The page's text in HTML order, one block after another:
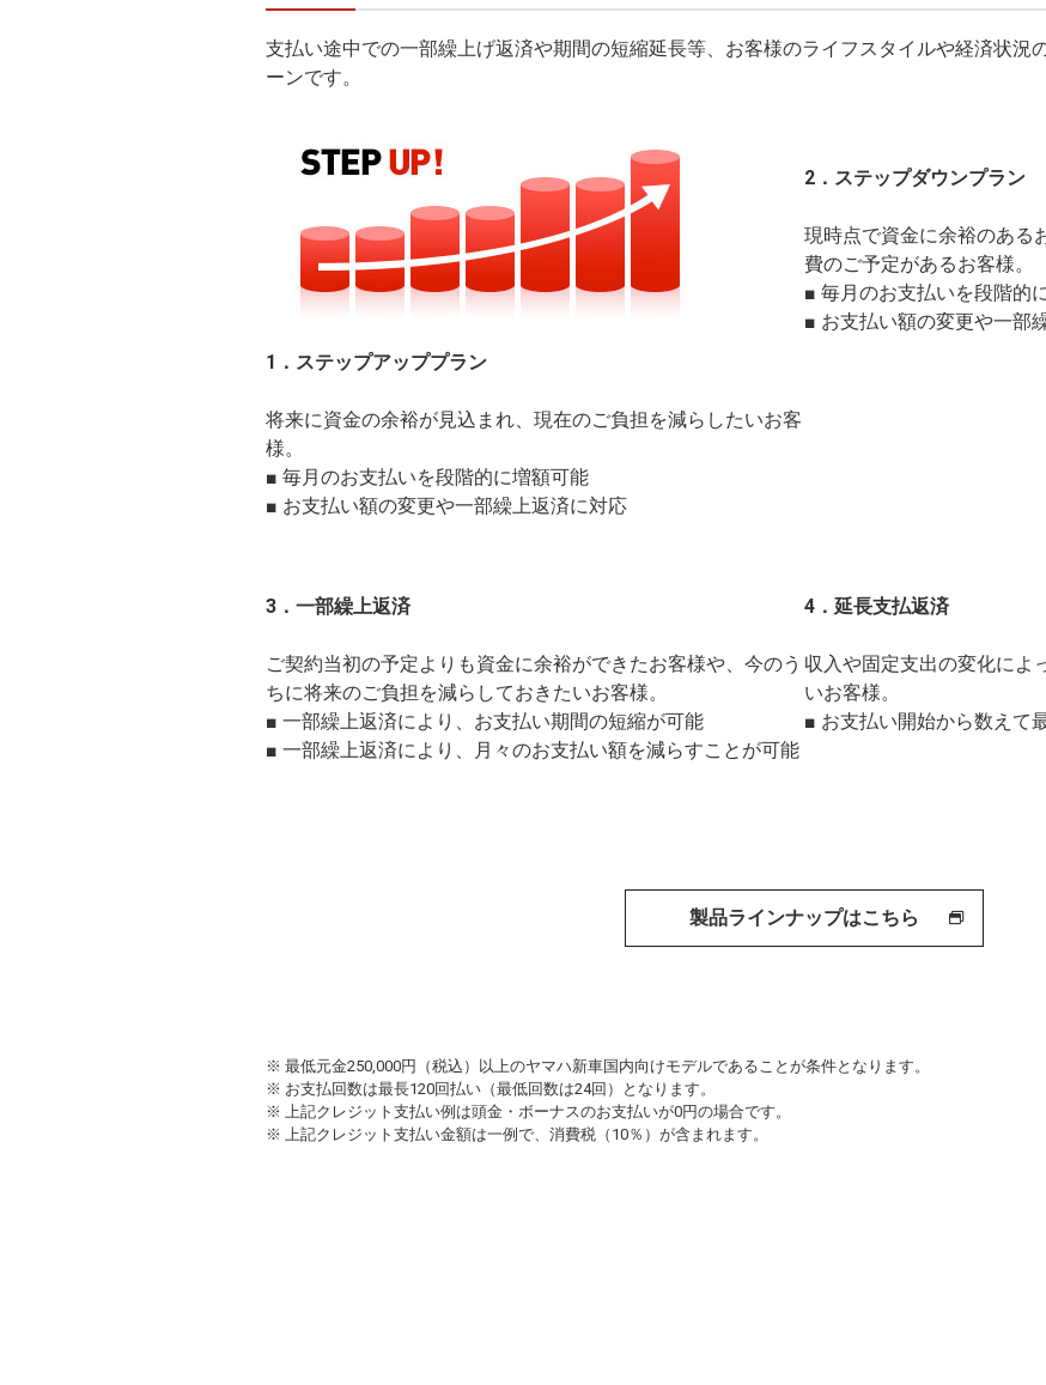
支払い途中での一部繰上げ返済や期間の短縮延長等、お客様のライフスタイルや経済状況
ーンです。
1．ステップアッププラン
将来に資金の余裕が見込まれ、現在のご負担を減らしたいお客
様。
■ 毎月のお支払いを段階的に増額可能
■ お支払い額の変更や一部繰上返済に対応
2．ステップダウンプラン
現時点で資金に余裕のある
費のご予定があるお客様。
■ 毎月のお支払いを段階的
■ お支払い額の変更や一部
3．一部繰上返済
ご契約当初の予定よりも資金に余裕ができたお客様や、今のう
ちに将来のご負担を減らしておきたいお客様。
■ 一部繰上返済により、お支払い期間の短縮が可能
■ 一部繰上返済により、月々のお支払い額を減らすことが可能
4．延長支払返済
収入や固定支出の変化によ
いお客様。
■ お支払い開始から数えて
製品ラインナップはこちら
※ 最低元金250,000円（税込）以上のヤマハ新車国内向けモデルであることが条件となります。
※ お支払回数は最長120回払い（最低回数は24回）となります。
※ 上記クレジット支払い例は頭金・ボーナスのお支払いが0円の場合です。
※ 上記クレジット支払い金額は一例で、消費税（10％）が含まれます。